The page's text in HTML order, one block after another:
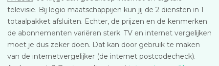
televisie. Bij legio maatschappijen kun jij de 2 diensten in 1
totaalpakket afsluiten. Echter, de prijzen en de kenmerken
de abonnementen variëren sterk. TV en internet vergelijken
moet je dus zeker doen. Dat kan door gebruik te maken
van de internetvergelijker (de internet postcodecheck).